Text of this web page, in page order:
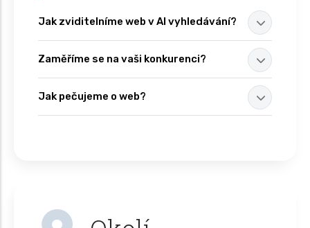
Jak zviditelníme web v AI vyhledávání?
Zaměříme se na vaši konkurenci?
Jak pečujeme o web?